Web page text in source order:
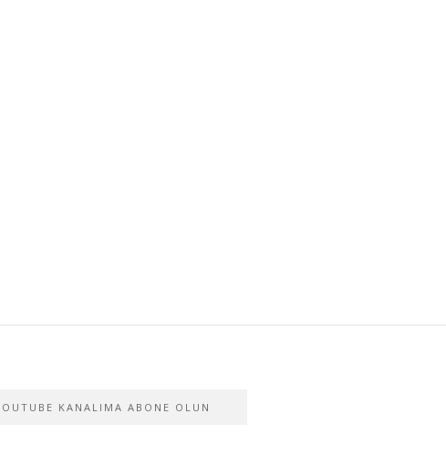
KANALIMA ABONE OLUN